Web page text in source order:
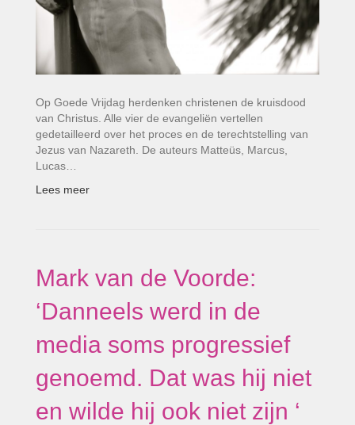
Op Goede Vrijdag herdenken christenen de kruisdood
van Christus. Alle vier de evangeliën vertellen
gedetailleerd over het proces en de terechtstelling van
Jezus van Nazareth. De auteurs Matteüs, Marcus,
Lucas…
Lees meer
Mark van de Voorde:
‘Danneels werd in de
media soms progressief
genoemd. Dat was hij niet
en wilde hij ook niet zijn ‘